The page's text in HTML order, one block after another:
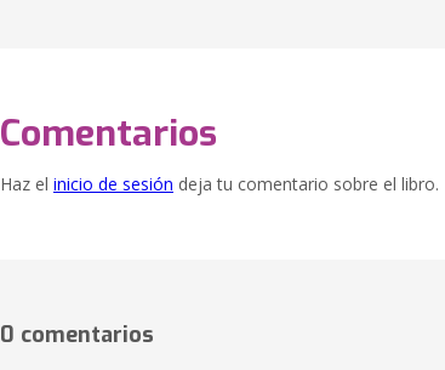
Comentarios
Haz el inicio de sesión deja tu comentario sobre el libro.
0 comentarios